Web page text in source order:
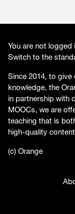
You are not logged
Switch to the
Since 2014, to
knowledge, the
in partnership with
MOOCs, we are
teaching that is
high-quality
(c) Orange